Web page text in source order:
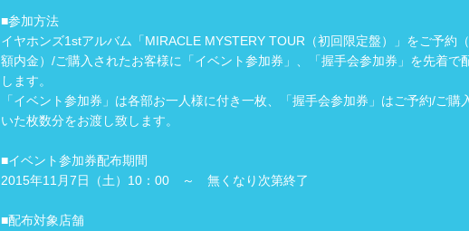
■参加方法
イヤホンズ1stアルバム「MIRACLE MYSTERY TOUR（初回限定盤）」をご予約
額内金）/ご購入されたお客様に「イベント参加券」、「握手会参加券」を先着で
します。
「イベント参加券」は各部お一人様に付き一枚、「握手会参加券」はご予約/ご購
いた枚数分をお渡し致します。
■イベント参加券配布期間
2015年11月7日（土）10：00 ～ 無くなり次第終了
■配布対象店舗